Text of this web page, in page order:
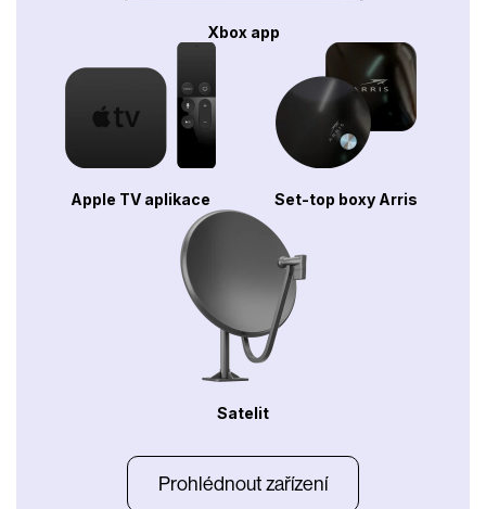
Xbox app
Apple TV aplikace Set-top boxy Arris
Satelit
Prohlédnout zařízení